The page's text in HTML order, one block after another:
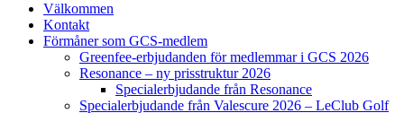
Välkommen
Kontakt
Förmåner som GCS-medlem
Greenfee-erbjudanden för medlemmar i GCS 2026
Resonance – ny prisstruktur 2026
Specialerbjudande från Resonance
Specialerbjudande från Valescure 2026 – LeClub Golf